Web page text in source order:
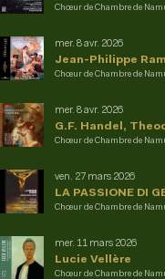
Chœur de Chambre de
Jean-Philippe
mer. 8 avr. 2026
Chœur de Chambre de
G.F. Handel,
mer. 8 avr. 2026
Chœur de Chambre de
LA PASSIONE DI
ven. 27 mars 2026
Chœur de Chambre de
Lucie Vellère
mer. 11 mars 2026
Chœur de Chambre de